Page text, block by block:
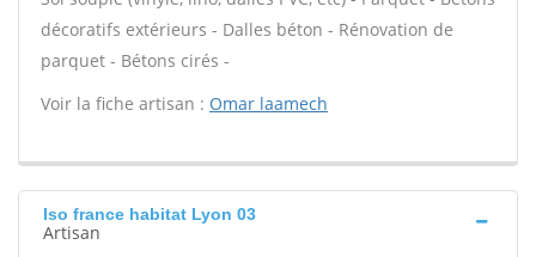
décoratifs extérieurs - Dalles béton - Rénovation de
parquet - Bétons cirés -
Voir la fiche artisan : Omar laamech
Iso france habitat Lyon 03
Artisan